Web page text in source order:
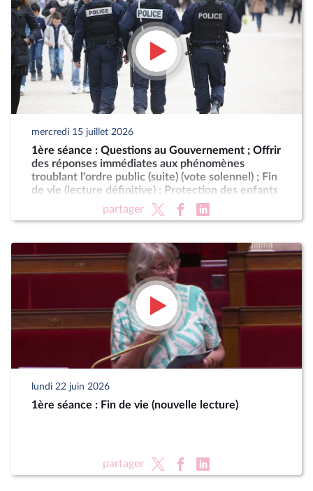
mercredi 15 juillet 2026
1ère séance : Questions au Gouvernement ; Offrir
des réponses immédiates aux phénomènes
troublant l'ordre public (suite) (vote solennel) ; Fin
de vie (lecture définitive) ; Protection des enfants
partager
lundi 22 juin 2026
1ère séance : Fin de vie (nouvelle lecture)
partager